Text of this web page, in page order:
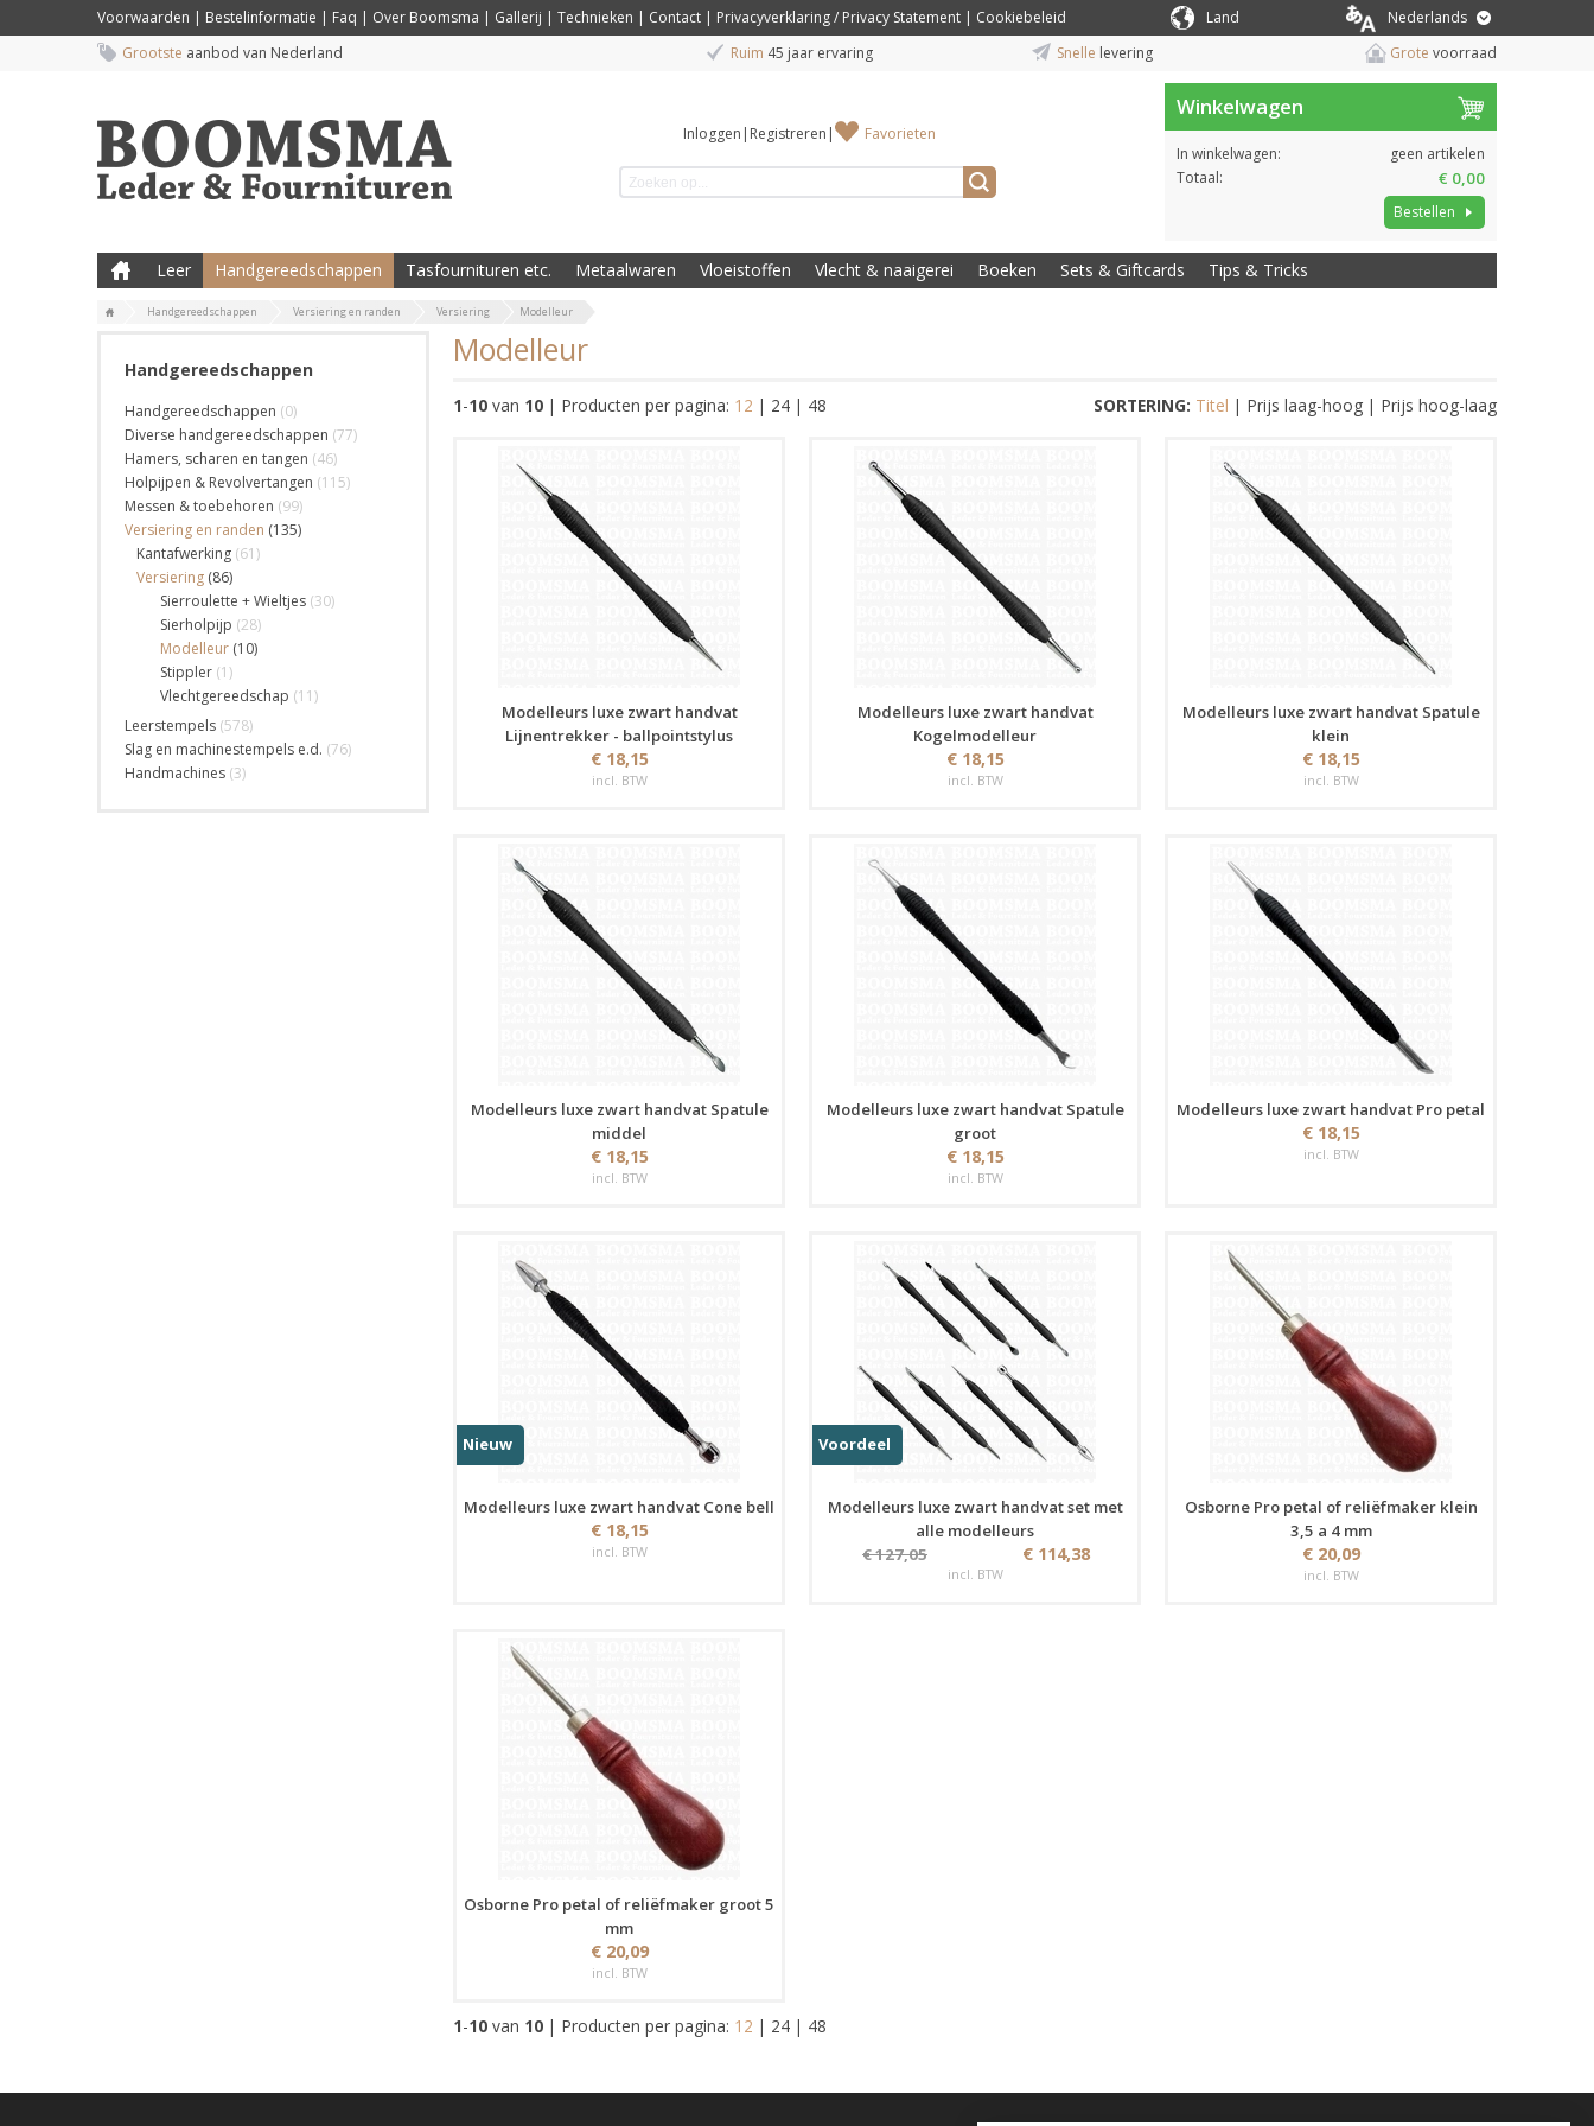
Voorwaarden | Bestelinformatie | Faq | Over Boomsma | Gallerij | Technieken | Contact | Privacyverklaring / Privacy Statement | Cookiebeleid Land
Nederlands
Grootste aanbod van Nederland Ruim 45 jaar ervaring Snelle levering Grote voorraad
Inloggen | Registreren | Favorieten
Winkelwagen
In winkelwagen:
geen artikelen
Totaal:
€ 0,00
Bestellen
Leer Handgereedschappen Tasfournituren etc. Metaalwaren Vloeistoffen Vlecht & naaigerei Boeken Sets & Giftcards Tips & Tricks
Handgereedschappen Versiering en randen Versiering Modelleur
Handgereedschappen
Handgereedschappen (0)
Diverse handgereedschappen (77)
Hamers, scharen en tangen (46)
Holpijpen & Revolvertangen (115)
Messen & toebehoren (99)
Versiering en randen (135)
Kantafwerking (61)
Versiering (86)
Sierroulette + Wieltjes (30)
Sierholpijp (28)
Modelleur (10)
Stippler (1)
Vlechtgereedschap (11)
Leerstempels (578)
Slag en machinestempels e.d. (76)
Handmachines (3)
Modelleur
1-10 van 10 | Producten per pagina: 12 | 24 | 48 SORTERING: Titel | Prijs laag-hoog | Prijs hoog-laag
Modelleurs luxe zwart handvat
Lijnentrekker - ballpointstylus
€ 18,15
incl. BTW
Modelleurs luxe zwart handvat
Kogelmodelleur
€ 18,15
incl. BTW
Modelleurs luxe zwart handvat Spatule
klein
€ 18,15
incl. BTW
Modelleurs luxe zwart handvat Spatule
middel
€ 18,15
incl. BTW
Modelleurs luxe zwart handvat Spatule
groot
€ 18,15
incl. BTW
Modelleurs luxe zwart handvat Pro petal
€ 18,15
incl. BTW
Nieuw
Modelleurs luxe zwart handvat Cone bell
€ 18,15
incl. BTW
Voordeel
Modelleurs luxe zwart handvat set met
alle modelleurs
€ 127,05
€ 114,38
incl. BTW
Osborne Pro petal of reliëfmaker klein
3,5 a 4 mm
€ 20,09
incl. BTW
Osborne Pro petal of reliëfmaker groot 5
mm
€ 20,09
incl. BTW
1-10 van 10 | Producten per pagina: 12 | 24 | 48